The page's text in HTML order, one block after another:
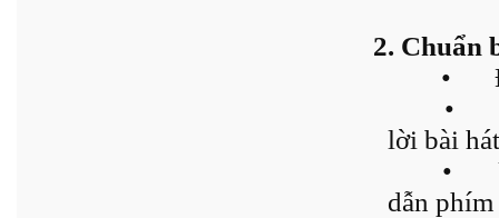
2. Chuẩn
•
•
lời bài
•
dẫn phím